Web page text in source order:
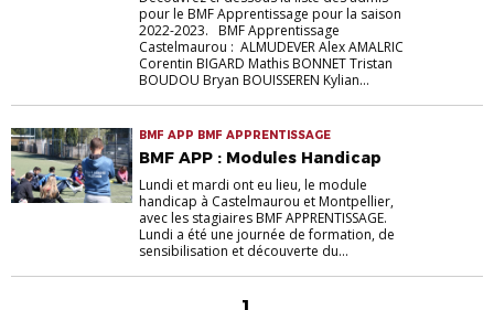
pour le BMF Apprentissage pour la saison
2022-2023. BMF Apprentissage
Castelmaurou : ALMUDEVER Alex AMALRIC
Corentin BIGARD Mathis BONNET Tristan
BOUDOU Bryan BOUISSEREN Kylian...
BMF APP BMF APPRENTISSAGE
BMF APP : Modules Handicap
Lundi et mardi ont eu lieu, le module
handicap à Castelmaurou et Montpellier,
avec les stagiaires BMF APPRENTISSAGE.
Lundi a été une journée de formation, de
sensibilisation et découverte du...